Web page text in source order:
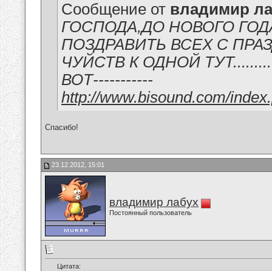
Сообщение от владимир
ГОСПОДА,ДО НОВОГО
ПОЗДРАВИТЬ ВСЕХ С
ЧУЙСТВ К ОДНОЙ
ВОТ-----------
http://www.bisound.com/
Спасибо!
23.12.2012, 15:01
владимир лабух
Постоянный пользователь
Цитата: